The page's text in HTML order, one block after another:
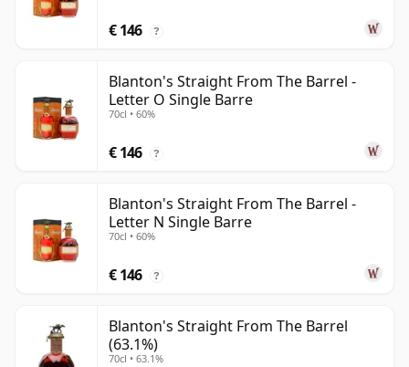
€ 146 ?
Blanton's Straight From The Barrel -
Letter O Single Barre
70cl • 60%
€ 146 ?
Blanton's Straight From The Barrel -
Letter N Single Barre
70cl • 60%
€ 146 ?
Blanton's Straight From The Barrel
(63.1%)
70cl • 63.1%